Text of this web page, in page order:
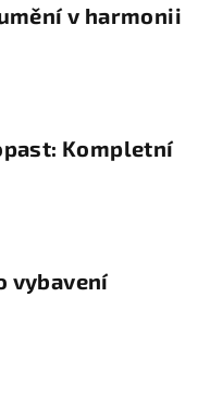
v harmonii
Kompletní
vybavení